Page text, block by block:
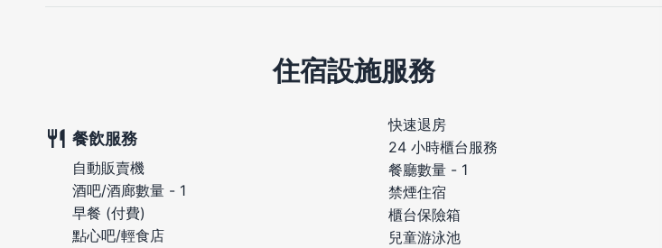
住宿設施服務
餐飲服務
自動販賣機
酒吧/酒廊數量 - 1
早餐 (付費)
點心吧/輕食店
快速退房
24 小時櫃台服務
餐廳數量 - 1
禁煙住宿
櫃台保險箱
兒童游泳池